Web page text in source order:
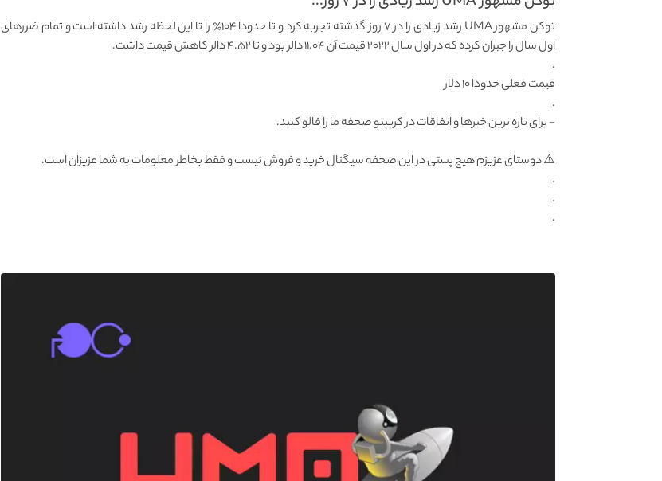
توکن مشهور UMA رشد زیادی را در ۷ روز گذشته تجربه کرد و تا حدودا ۱۰۴٪ را تا این لحظه رشد داشته است و تمام ضررهای
اول سال را جبران کرده که در اول سال ۲۰۲۲ قیمت آن ۱۱.۰۴ دالر بود و تا ۴.۵۲ دالر کاهش قیمت داشت.
.
قیمت فعلی حدودا ۱۰ دلار
.
- برای تازه ترین خبرها و اتفاقات در کریپتو صحفه ما را فالو کنید.
⚠️ دوستای عزیزم هیچ پستی در این صحفه سیگنال خرید و فروش نیست و فقط بخاطر معلومات به شما عزیزان است.
.
.
.